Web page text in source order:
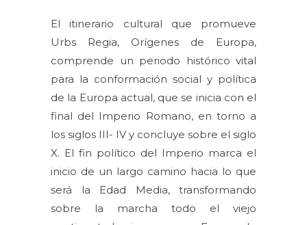
El itinerario cultural que promueve
Urbs Regia, Orígenes de Europa,
comprende un periodo histórico vital
para la conformación social y política
de la Europa actual, que se inicia con el
final del Imperio Romano, en torno a
los siglos III- IV y concluye sobre el siglo
X. El fin político del Imperio marca el
inicio de un largo camino hacia lo que
será la Edad Media, transformando
sobre la marcha todo el viejo